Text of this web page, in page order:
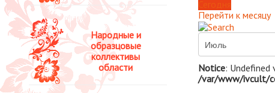
Народные и
образцовые
коллективы
области
Перейти к месяцу
Notice: Undefined
/var/www/ivcult/